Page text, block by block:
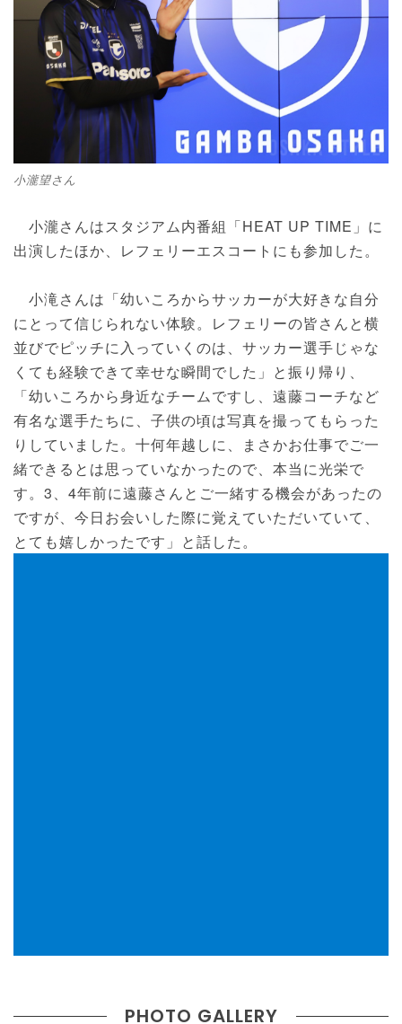
小瀧望さん
小瀧さんはスタジアム内番組「HEAT UP TIME」に
出演したほか、レフェリーエスコートにも参加した。
小滝さんは「幼いころからサッカーが大好きな自分
にとって信じられない体験。レフェリーの皆さんと横
並びでピッチに入っていくのは、サッカー選手じゃな
くても経験できて幸せな瞬間でした」と振り帰り、
「幼いころから身近なチームですし、遠藤コーチなど
有名な選手たちに、子供の頃は写真を撮ってもらった
りしていました。十何年越しに、まさかお仕事でご一
緒できるとは思っていなかったので、本当に光栄で
す。3、4年前に遠藤さんとご一緒する機会があったの
ですが、今日お会いした際に覚えていただいていて、
とても嬉しかったです」と話した。
PHOTO GALLERY